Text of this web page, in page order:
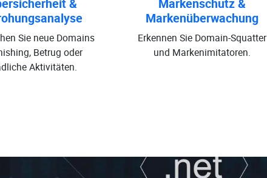
&
Sie neue Domains
Betrug oder
Aktivitäten.
Markenschutz &
Markenüberwachung
Erkennen Sie Domain-Squatter
und Markenimitatoren.